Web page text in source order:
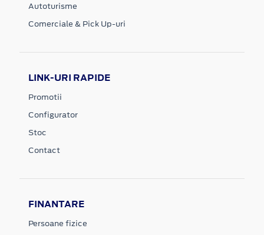
Autoturisme
Comerciale & Pick Up-uri
LINK-URI RAPIDE
Promotii
Configurator
Stoc
Contact
FINANTARE
Persoane fizice